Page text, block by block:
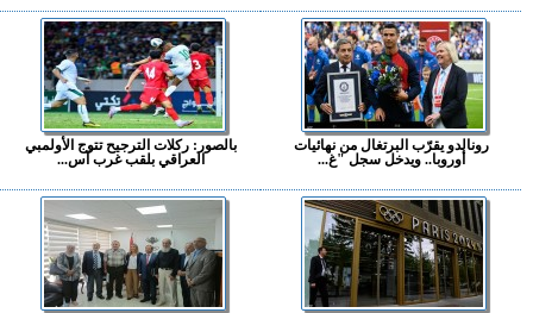
رونالدو يقرّب البرتغال من نهائيات
أوروبا.. ويدخل سجل "غ...
بالصور: ركلات الترجيح تتوج الأولمبي
العراقي بلقب غرب آس...